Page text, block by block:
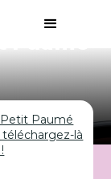
Paumé
là